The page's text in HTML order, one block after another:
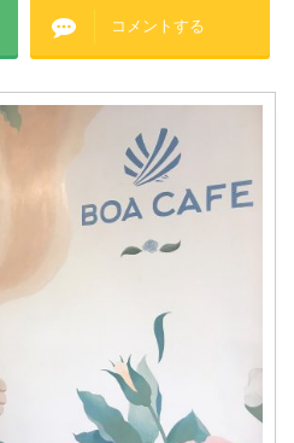
コメントする